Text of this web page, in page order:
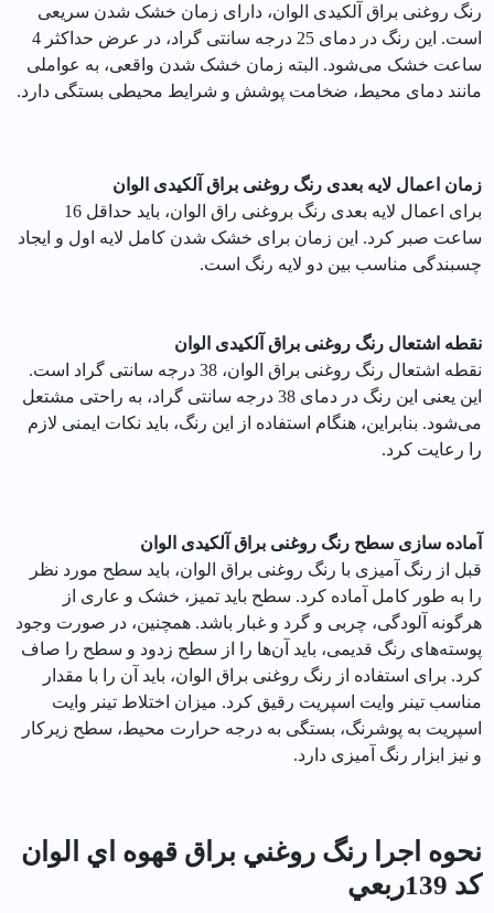
رنگ روغنی براق آلکیدی الوان، دارای زمان خشک شدن سریعی
است. این رنگ در دمای 25 درجه سانتی گراد، در عرض حداکثر 4
ساعت خشک می‌شود. البته زمان خشک شدن واقعی، به عواملی
مانند دمای محیط، ضخامت پوشش و شرایط محیطی بستگی دارد.
زمان اعمال لایه بعدی رنگ روغنی براق آلکیدی الوان
برای اعمال لایه بعدی رنگ بروغنی راق الوان، باید حداقل 16
ساعت صبر کرد. این زمان برای خشک شدن کامل لایه اول و ایجاد
چسبندگی مناسب بین دو لایه رنگ است.
نقطه اشتعال رنگ روغنی براق آلکیدی الوان
نقطه اشتعال رنگ روغنی براق الوان، 38 درجه سانتی گراد است.
این یعنی این رنگ در دمای 38 درجه سانتی گراد، به راحتی مشتعل
می‌شود. بنابراین، هنگام استفاده از این رنگ، باید نکات ایمنی لازم
را رعایت کرد.
آماده سازی سطح رنگ روغنی براق آلکیدی الوان
قبل از رنگ آمیزی با رنگ روغنی براق الوان، باید سطح مورد نظر
را به طور کامل آماده کرد. سطح باید تمیز، خشک و عاری از
هرگونه آلودگی، چربی و گرد و غبار باشد. همچنین، در صورت وجود
پوسته‌های رنگ قدیمی، باید آن‌ها را از سطح زدود و سطح را صاف
کرد. برای استفاده از رنگ روغنی براق الوان، باید آن را با مقدار
مناسب تینر وایت اسپریت رقیق کرد. میزان اختلاط تینر وایت
اسپریت به پوشرنگ، بستگی به درجه حرارت محیط، سطح زیرکار
و نیز ابزار رنگ آمیزی دارد.
نحوه اجرا رنگ روغني براق قهوه اي الوان
کد 139ربعي